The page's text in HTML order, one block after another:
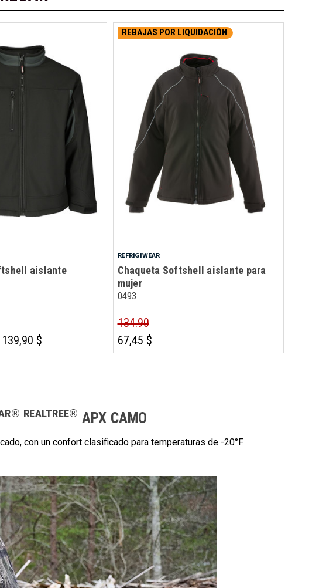
aislante
139,90 $
REBAJAS POR LIQUIDACIÓN
REFRIGIWEAR
Chaqueta Softshell aislante para
mujer
0493
134.90
67,45 $
REALTREE® APX CAMO
con un confort clasificado para temperaturas de -20°F.